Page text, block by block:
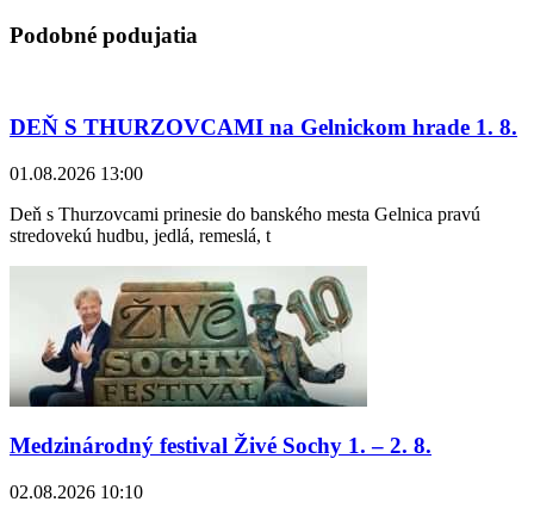
Podobné podujatia
DEŇ S THURZOVCAMI na Gelnickom hrade 1. 8.
01.08.2026 13:00
Deň s Thurzovcami prinesie do banského mesta Gelnica pravú
stredovekú hudbu, jedlá, remeslá, t
Medzinárodný festival Živé Sochy 1. – 2. 8.
02.08.2026 10:10